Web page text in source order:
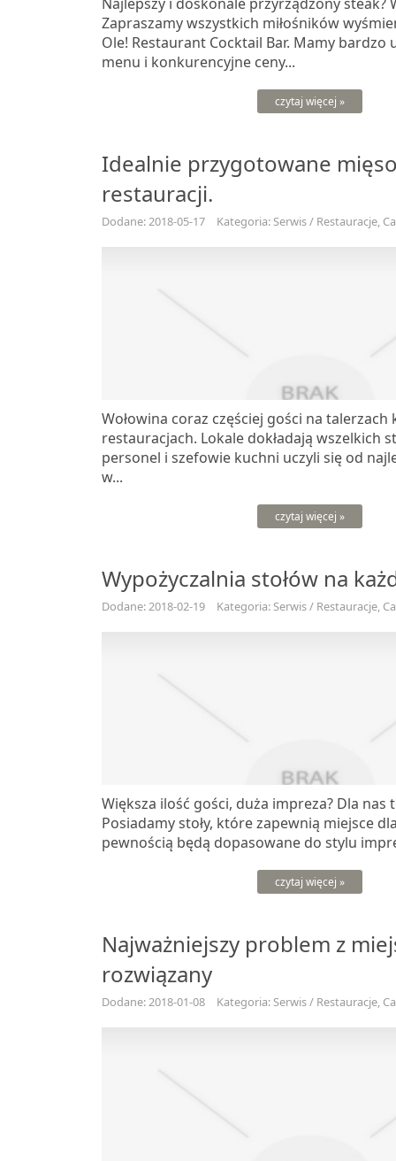
Zapraszamy wszystkich miłośników
Ole! Restaurant Cocktail Bar. Mamy bardzo
menu i konkurencyjne ceny...
czytaj więcej »
Idealnie przygotowane
restauracji.
Dodane: 2018-05-17 Kategoria: Serwis / Restauracje,
Wołowina coraz częściej gości na
restauracjach. Lokale dokładają wszelkich
personel i szefowie kuchni uczyli się od
w...
czytaj więcej »
Wypożyczalnia stołów na
Dodane: 2018-02-19 Kategoria: Serwis / Restauracje,
Większa ilość gości, duża impreza? Dla nas
Posiadamy stoły, które zapewnią miejsce
pewnością będą dopasowane do stylu
czytaj więcej »
Najważniejszy problem z
rozwiązany
Dodane: 2018-01-08 Kategoria: Serwis / Restauracje,